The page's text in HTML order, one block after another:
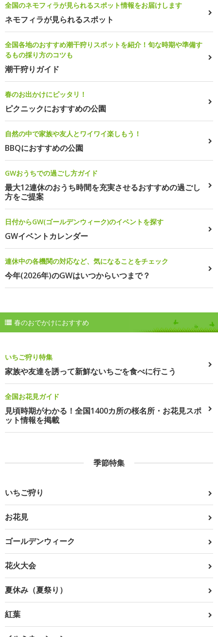
全国のネモフィラが見られるスポット情報をお届けします
ネモフィラが見られるスポット
全国各地のおすすめ潮干狩りスポットを紹介！旬な時期や準備す
るもの採り方のコツも
潮干狩りガイド
春のお出かけにピッタリ！
ピクニックにおすすめの公園
自然の中で家族や友人とワイワイ楽しもう！
BBQにおすすめの公園
GWおうちでの過ごし方ガイド
最大12連休のおうち時間を充実させるおすすめの過ごし
方をご提案
日付からGW(ゴールデンウィーク)のイベントを探す
GWイベントカレンダー
連休中の各機関の対応など、気になることをチェック
今年(2026年)のGWはいつからいつまで？
春のおでかけにおすすめ
いちご狩り特集
家族や友達を誘って新鮮ないちごを食べに行こう
全国お花見ガイド
見頃時期がわかる！全国1400カ所の桜名所・お花見スポ
ット情報を掲載
季節特集
いちご狩り
お花見
ゴールデンウィーク
花火大会
夏休み（夏祭り）
紅葉